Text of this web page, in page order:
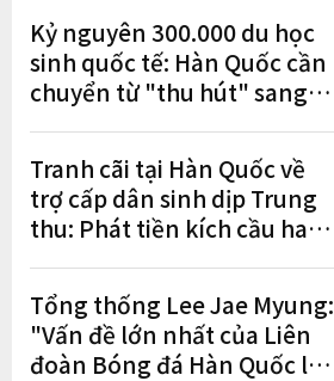
Kỷ nguyên 300.000 du học
sinh quốc tế: Hàn Quốc cần
chuyển từ "thu hút" sang
Tranh cãi tại Hàn Quốc về
trợ cấp dân sinh dịp Trung
thu: Phát tiền kích cầu hay
Tổng thống Lee Jae Myung:
"Vấn đề lớn nhất của Liên
đoàn Bóng đá Hàn Quốc là